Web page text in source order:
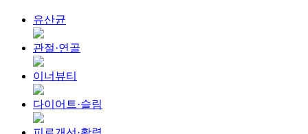
유산균
관절·연골
이너뷰티
다이어트·슬림